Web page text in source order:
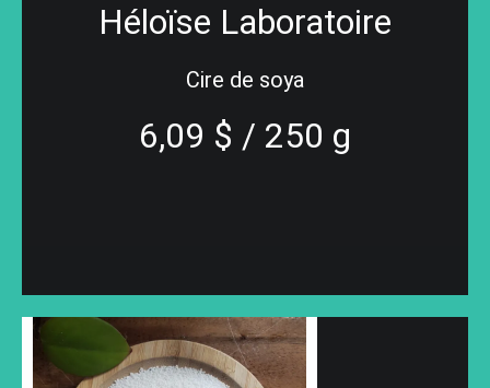
Héloïse Laboratoire
Cire de soya
6,09 $ / 250 g